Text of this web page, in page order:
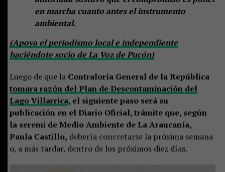
en marcha cuanto antes el instrumento
ambiental.
(Apoya el periodismo local e independiente
haciéndote socio de La Voz de Pucón)
Luego de que la Contraloría General de la República
tomara razón del Plan de Descontaminación del
Lago Villarrica, el siguiente paso será su
publicación en el Diario Oficial, trámite que, según
la seremi de Medio Ambiente de La Araucanía,
Paula Castillo, debería concretarse la próxima semana
o, a más tardar, dentro de los próximos diez días.